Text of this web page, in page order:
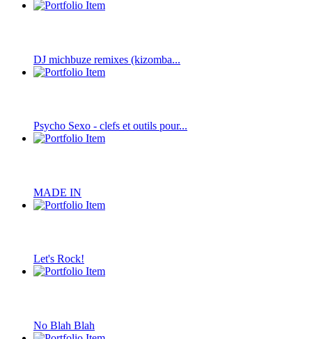
DJ michbuze remixes (kizomba...
Psycho Sexo - clefs et outils pour...
MADE IN
Let's Rock!
No Blah Blah